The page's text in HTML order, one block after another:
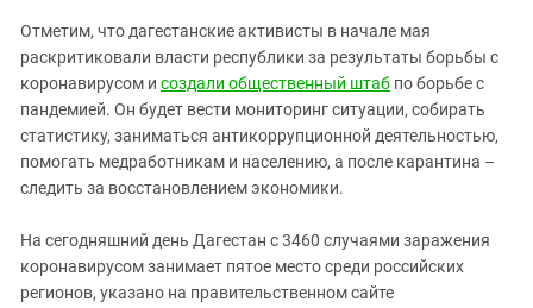
Отметим, что дагестанские активисты в начале мая
раскритиковали власти республики за результаты борьбы с
коронавирусом и создали общественный штаб по борьбе с
пандемией. Он будет вести мониторинг ситуации, собирать
статистику, заниматься антикоррупционной деятельностью,
помогать медработникам и населению, а после карантина –
следить за восстановлением экономики.
На сегодняшний день Дагестан с 3460 случаями заражения
коронавирусом занимает пятое место среди российских
регионов, указано на правительственном сайте